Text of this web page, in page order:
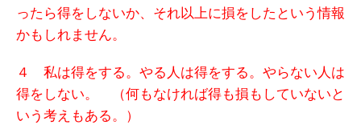
ったら得をしないか、それ以上に損をしたという情報
かもしれません。
４ 私は得をする。やる人は得をする。やらない人は
得をしない。 （何もなければ得も損もしていないと
いう考えもある。）